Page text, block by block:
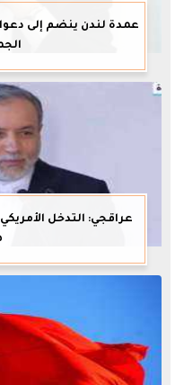
عمدة لندن ينضم إلى
عراقجي: التدخل